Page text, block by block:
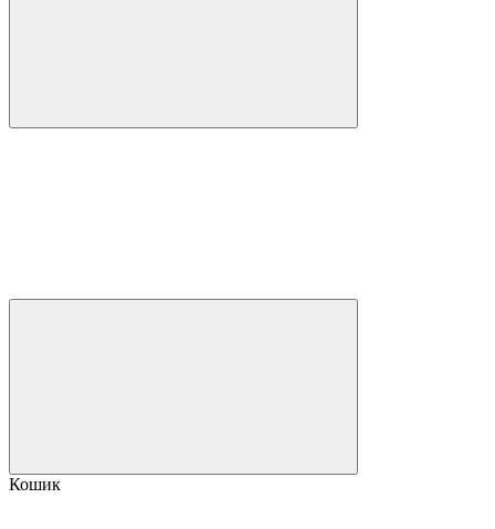
Кошик